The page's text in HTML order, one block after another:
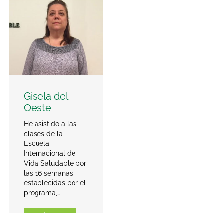
Gisela del
Oeste
He asistido a las
clases de la
Escuela
Internacional de
Vida Saludable por
las 16 semanas
establecidas por el
programa,…